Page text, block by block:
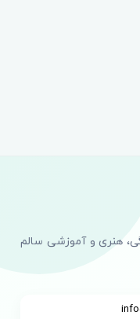
هنری و آموزشی سالم